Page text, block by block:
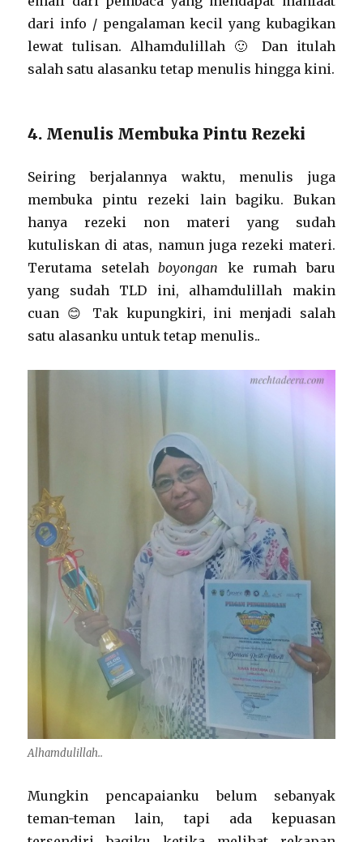
dari info / pengalaman kecil yang kubagikan
lewat tulisan. Alhamdulillah 🙂 Dan itulah
salah satu alasanku tetap menulis hingga kini.
4. Menulis Membuka Pintu Rezeki
Seiring berjalannya waktu, menulis juga
membuka pintu rezeki lain bagiku. Bukan
hanya rezeki non materi yang sudah
kutuliskan di atas, namun juga rezeki materi.
Terutama setelahboyongan ke rumah baru
yang sudah TLD ini, alhamdulillah makin
cuan 😊 Tak kupungkiri, ini menjadi salah
satu alasanku untuk tetap menulis..
Alhamdulillah..
Mungkin pencapaianku belum sebanyak
teman-teman lain, tapi ada kepuasan